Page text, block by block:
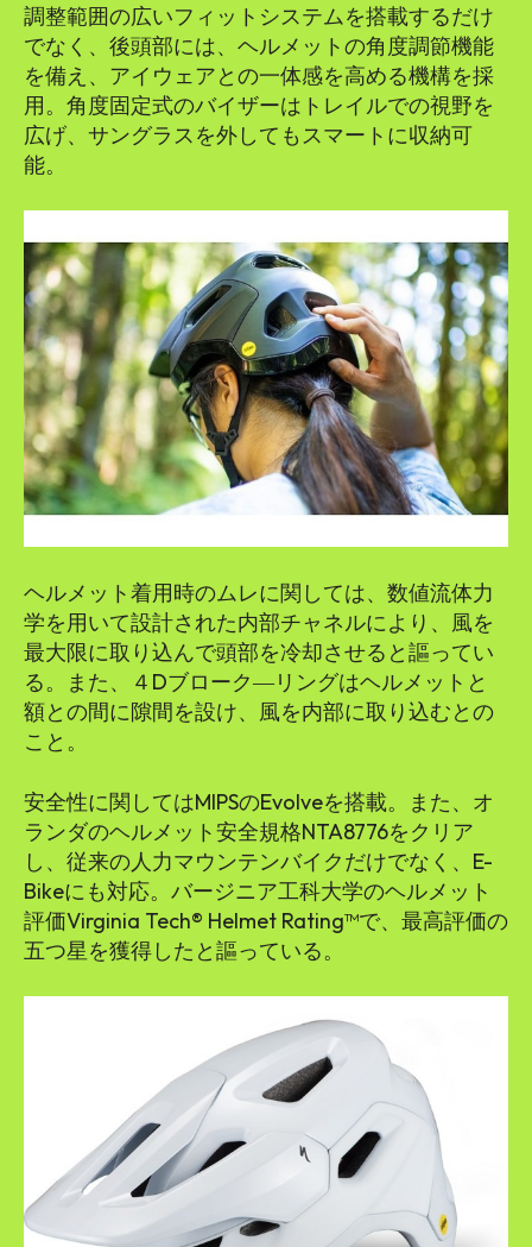
調整範囲の広いフィットシステムを搭載するだけ
でなく、後頭部には、ヘルメットの角度調節機能
を備え、アイウェアとの一体感を高める機構を採
用。角度固定式のバイザーはトレイルでの視野を
広げ、サングラスを外してもスマートに収納可
能。
ヘルメット着用時のムレに関しては、数値流体力
学を用いて設計された内部チャネルにより、風を
最大限に取り込んで頭部を冷却させると謳ってい
る。また、４Dブローク―リングはヘルメットと
額との間に隙間を設け、風を内部に取り込むとの
こと。
安全性に関してはMIPSのEvolveを搭載。また、オ
ランダのヘルメット安全規格NTA8776をクリア
し、従来の人力マウンテンバイクだけでなく、E-
Bikeにも対応。バージニア工科大学のヘルメット
評価Virginia Tech® Helmet Rating™で、最高評価の
五つ星を獲得したと謳っている。